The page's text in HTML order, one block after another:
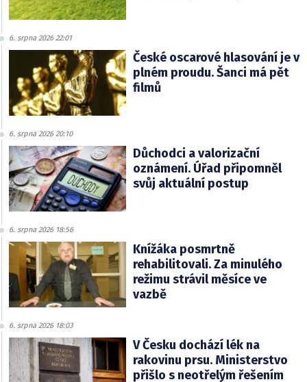
6. srpna 2026 22:01
České oscarové hlasování je v
plném proudu. Šanci má pět
filmů
6. srpna 2026 20:10
Důchodci a valorizační
oznámení. Úřad připomněl
svůj aktuální postup
6. srpna 2026 18:56
Knížáka posmrtně
rehabilitovali. Za minulého
režimu strávil měsíce ve
vazbě
6. srpna 2026 18:03
V Česku dochází lék na
rakovinu prsu. Ministerstvo
přišlo s neotřelým řešením